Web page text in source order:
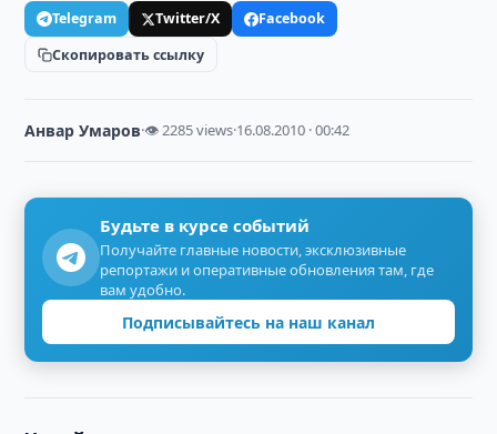
Telegram Twitter/X
Facebook
Скопировать ссылку
Анвар Умаров·👁 2285 views·16.08.2010 · 00:42
Будьте в курсе событий
Получайте главные новости, эксклюзивные
репортажи и оперативные обновления там, где
вам удобно.
Подписывайтесь на наш канал